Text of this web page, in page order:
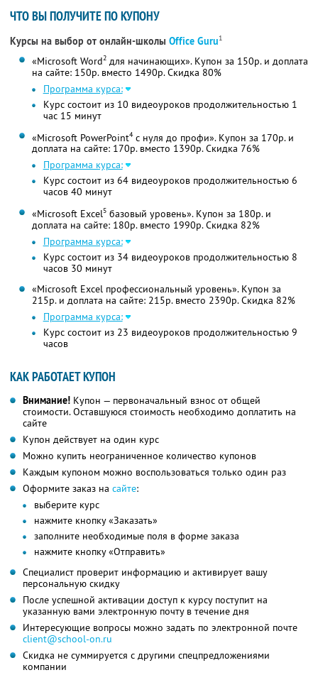
ЧТО ВЫ ПОЛУЧИТЕ ПО КУПОНУ
Курсы на выбор от онлайн-школы Office Guru1
«Microsoft Word2для начинающих». Купон за 150р. и доплата
на сайте: 150р. вместо 1490р.Скидка 80%
Программа курса:
Курс состоит из 10 видеоуроков продолжительностью 1
час 15 минут
«Microsoft PowerPoint4с нуля до профи». Купон за 170р. и
доплата на сайте: 170р. вместо 1390р.Скидка 76%
Программа курса:
Курс состоит из 64 видеоуроков продолжительностью 6
часов 40 минут
«Microsoft Excel5базовый уровень». Купон за 180р. и
доплата на сайте: 180р. вместо 1990р.Скидка 82%
Программа курса:
Курс состоит из 34 видеоуроков продолжительностью 8
часов 30 минут
«Microsoft Excel профессиональный уровень». Купон за
215р. и доплата на сайте: 215р. вместо 2390р.Скидка 82%
Программа курса:
Курс состоит из 23 видеоуроков продолжительностью 9
часов
КАК РАБОТАЕТ КУПОН
Внимание! Купон — первоначальный взнос от общей
стоимости. Оставшуюся стоимость необходимо доплатить на
сайте
Купон действует на один курс
Можно купить неограниченное количество купонов
Каждым купоном можно воспользоваться только один раз
Оформите заказ на сайте:
выберите курс
нажмите кнопку «Заказать»
заполните необходимые поля в форме заказа
нажмите кнопку «Отправить»
Специалист проверит информацию и активирует вашу
персональную скидку
После успешной активации доступ к курсу поступит на
указанную вами электронную почту в течение дня
Интересующие вопросы можно задать по электронной почте
client@school-on.ru
Скидка не суммируется с другими спецпредложениями
компании